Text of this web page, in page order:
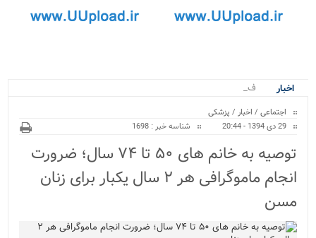
اخبار
فاز نخ.
اجتماعی / اخبار / پزشکی
29 دی 1394 - 20:44
شناسه خبر : 1698
توصیه به خانم های ۵۰ تا ۷۴ سال؛ ضرورت
انجام ماموگرافی هر ۲ سال یکبار برای زنان
مسن